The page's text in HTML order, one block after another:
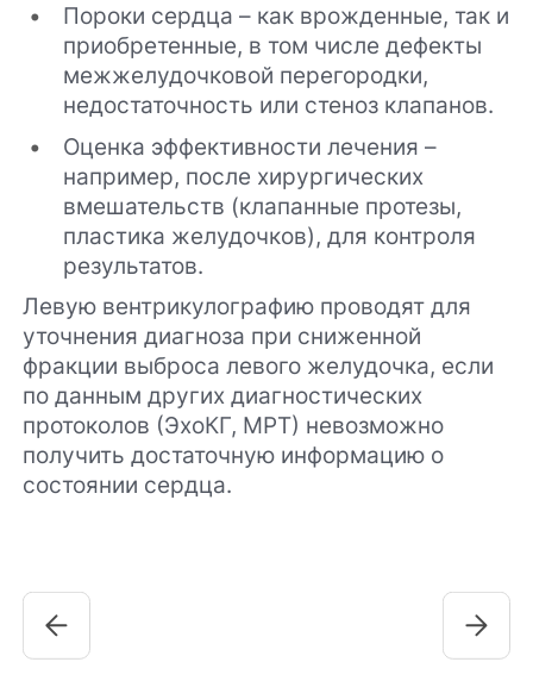
Пороки сердца – как врожденные, так и
приобретенные, в том числе дефекты
межжелудочковой перегородки,
недостаточность или стеноз клапанов.
Оценка эффективности лечения –
например, после хирургических
вмешательств (клапанные протезы,
пластика желудочков), для контроля
результатов.
Левую вентрикулографию проводят для
уточнения диагноза при сниженной
фракции выброса левого желудочка, если
по данным других диагностических
протоколов (ЭхоКГ, МРТ) невозможно
получить достаточную информацию о
состоянии сердца.